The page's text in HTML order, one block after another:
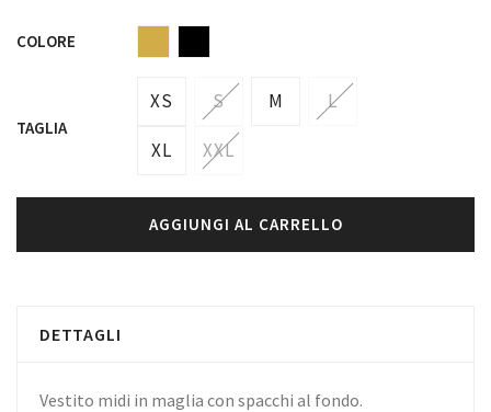
COLORE
TAGLIA
XS S M L
XL XXL
AGGIUNGI AL CARRELLO
DETTAGLI
Vestito midi in maglia con spacchi al fondo.